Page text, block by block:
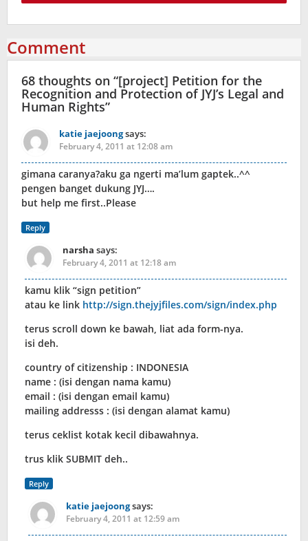
Comment
68 thoughts on “[project] Petition for the
Recognition and Protection of JYJ’s Legal and
Human Rights”
katie jaejoongsays:
February 4, 2011 at 12:08 am
gimana caranya?aku ga ngerti ma’lum gaptek..^^
pengen banget dukung JYJ….
but help me first..Please
Reply
narsha says:
February 4, 2011 at 12:18 am
kamu klik “sign petition”
atau ke link http://sign.thejyjfiles.com/sign/index.php
terus scroll down ke bawah, liat ada form-nya.
isi deh.
country of citizenship : INDONESIA
name : (isi dengan nama kamu)
email : (isi dengan email kamu)
mailing addresss : (isi dengan alamat kamu)
terus ceklist kotak kecil dibawahnya.
trus klik SUBMIT deh..
Reply
katie jaejoongsays:
February 4, 2011 at 12:59 am